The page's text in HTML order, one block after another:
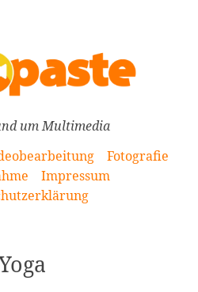
um Multimedia
Fotografie
Impressum